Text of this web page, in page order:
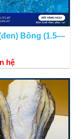
Bông (1.5—
hệ